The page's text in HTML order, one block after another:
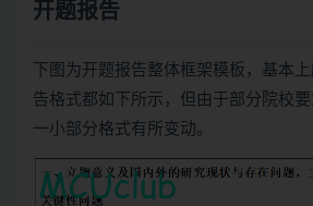
开题报告
下图为开题报告整体框架模板，基本
告格式都如下所示，但由于部分院校
一小部分格式有所变动。